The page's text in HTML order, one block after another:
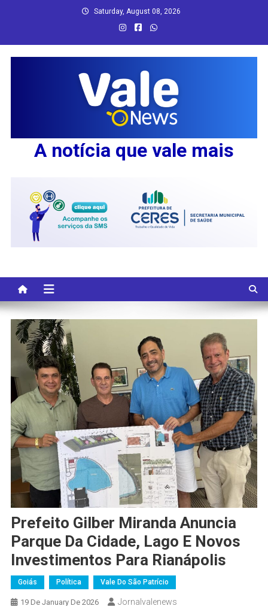
Saturday, August 08, 2026
A notícia que vale mais
Prefeito Gilber Miranda Anuncia
Parque Da Cidade, Lago E Novos
Investimentos Para Rianápolis
Goiás Política Vale Do São Patrício
19 De January De 2026 Jornalvalenews